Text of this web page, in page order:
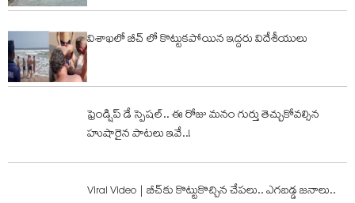
విశాఖలో బీచ్ లో కొట్టుకపోయిన ఇద్దరు విదేశీయులు
ఫ్రెండ్షిప్ డే స్పెష‌ల్.. ఈ రోజు మ‌నం గుర్తు తెచ్చుకోవ‌ల్సిన
హుషారైన పాట‌లు ఇవే..!
Viral Video | బీచ్‌కు కొట్టుకొచ్చిన చేప‌లు.. ఎగ‌బ‌డ్డ జ‌నాలు..